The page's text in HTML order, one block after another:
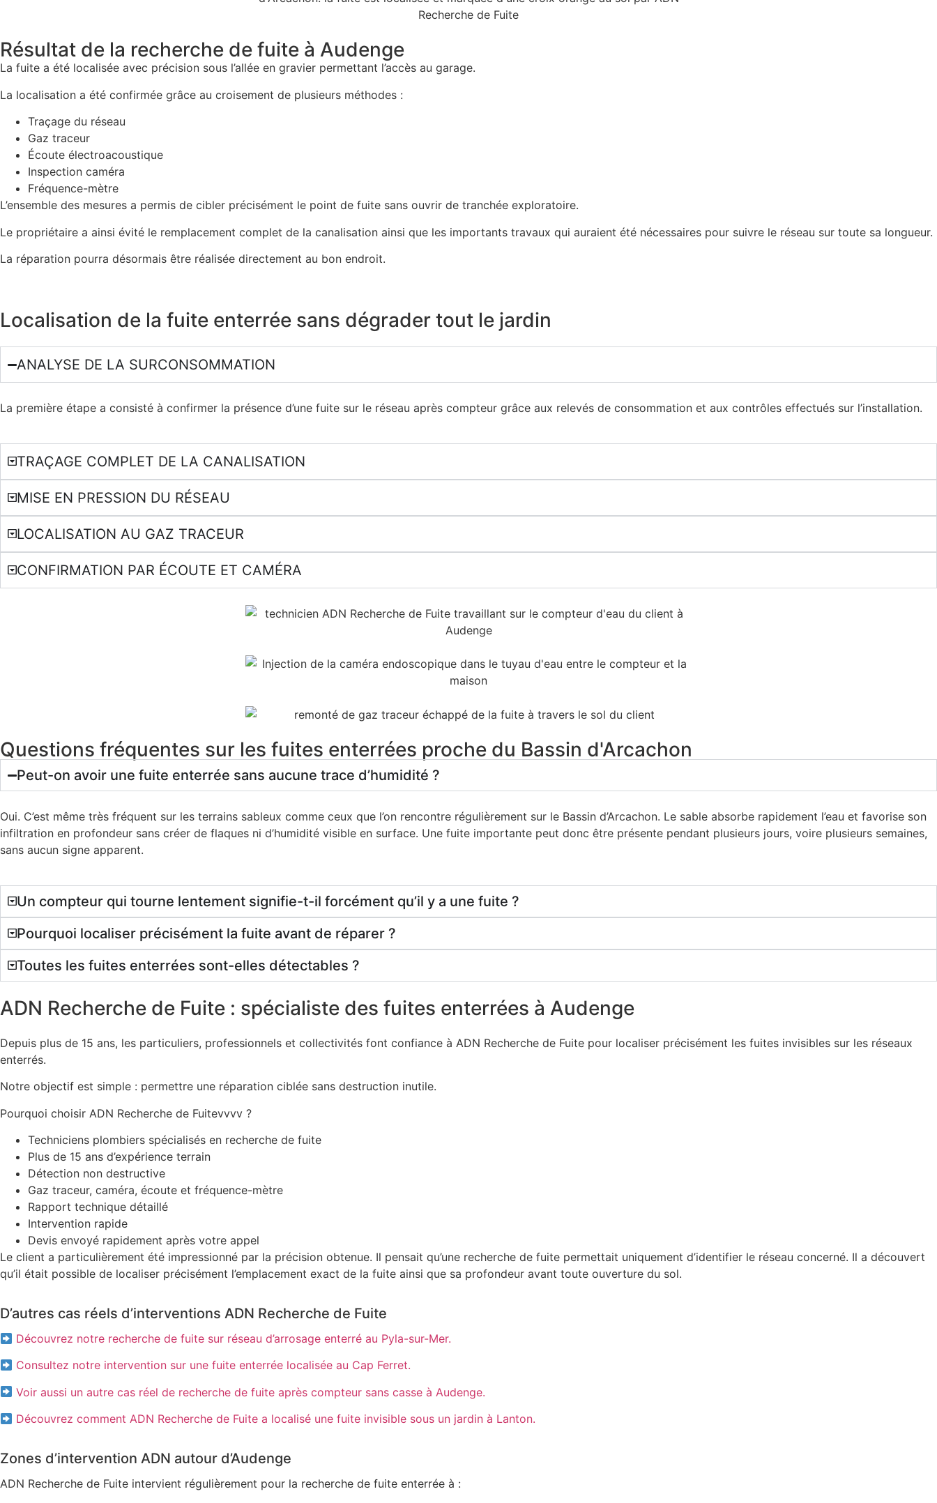
Résultat de la recherche de fuite à Audenge
La fuite a été localisée avec précision sous l’allée en gravier permettant l’accès au garage.
La localisation a été confirmée grâce au croisement de plusieurs méthodes :
Traçage du réseau
Gaz traceur
Écoute électroacoustique
Inspection caméra
Fréquence-mètre
L’ensemble des mesures a permis de cibler précisément le point de fuite sans ouvrir de tranchée exploratoire.
Le propriétaire a ainsi évité le remplacement complet de la canalisation ainsi que les importants travaux qui auraient été nécessaires pour suivre le réseau sur toute sa longueur.
La réparation pourra désormais être réalisée directement au bon endroit.
Localisation de la fuite enterrée sans dégrader tout le jardin
ANALYSE DE LA SURCONSOMMATION
La première étape a consisté à confirmer la présence d’une fuite sur le réseau après compteur grâce aux relevés de consommation et aux contrôles effectués sur l’installation.
TRAÇAGE COMPLET DE LA CANALISATION
MISE EN PRESSION DU RÉSEAU
LOCALISATION AU GAZ TRACEUR
CONFIRMATION PAR ÉCOUTE ET CAMÉRA
Questions fréquentes sur les fuites enterrées proche du Bassin d'Arcachon
Peut-on avoir une fuite enterrée sans aucune trace d’humidité ?
Oui. C’est même très fréquent sur les terrains sableux comme ceux que l’on rencontre régulièrement sur le Bassin d’Arcachon. Le sable absorbe rapidement l’eau et favorise son
infiltration en profondeur sans créer de flaques ni d’humidité visible en surface. Une fuite importante peut donc être présente pendant plusieurs jours, voire plusieurs semaines,
sans aucun signe apparent.
Un compteur qui tourne lentement signifie-t-il forcément qu’il y a une fuite ?
Pourquoi localiser précisément la fuite avant de réparer ?
Toutes les fuites enterrées sont-elles détectables ?
ADN Recherche de Fuite : spécialiste des fuites enterrées à Audenge
Depuis plus de 15 ans, les particuliers, professionnels et collectivités font confiance à ADN Recherche de Fuite pour localiser précisément les fuites invisibles sur les réseaux
enterrés.
Notre objectif est simple : permettre une réparation ciblée sans destruction inutile.
Pourquoi choisir ADN Recherche de Fuitevvvv ?
Techniciens plombiers spécialisés en recherche de fuite
Plus de 15 ans d’expérience terrain
Détection non destructive
Gaz traceur, caméra, écoute et fréquence-mètre
Rapport technique détaillé
Intervention rapide
Devis envoyé rapidement après votre appel
Le client a particulièrement été impressionné par la précision obtenue. Il pensait qu’une recherche de fuite permettait uniquement d’identifier le réseau concerné. Il a découvert
qu’il était possible de localiser précisément l’emplacement exact de la fuite ainsi que sa profondeur avant toute ouverture du sol.
D’autres cas réels d’interventions ADN Recherche de Fuite
Découvrez notre recherche de fuite sur réseau d’arrosage enterré au Pyla-sur-Mer.
Consultez notre intervention sur une fuite enterrée localisée au Cap Ferret.
Voir aussi un autre cas réel de recherche de fuite après compteur sans casse à Audenge.
Découvrez comment ADN Recherche de Fuite a localisé une fuite invisible sous un jardin à Lanton.
Zones d’intervention ADN autour d’Audenge
ADN Recherche de Fuite intervient régulièrement pour la recherche de fuite enterrée à :